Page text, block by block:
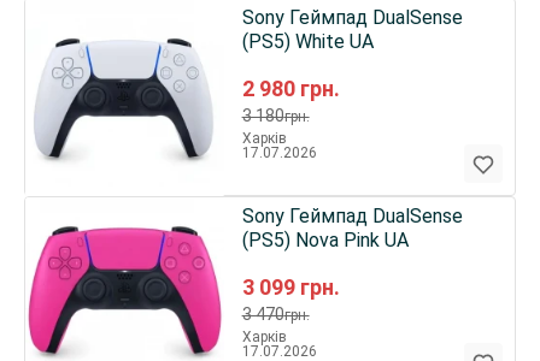
2 980 грн.
3 180грн.
Sony Геймпад DualSense
(PS5) White UA
Харків
17.07.2026
3 099 грн.
3 470грн.
Sony Геймпад DualSense
(PS5) Nova Pink UA
Харків
17.07.2026